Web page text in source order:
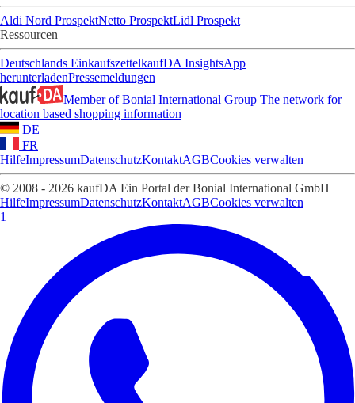
Aldi Nord ProspektNetto ProspektLidl Prospekt
Ressourcen
Deutschlands EinkaufszettelkaufDA InsightsApp
herunterladenPressemeldungen
Member of Bonial International Group The network for
location based shopping information
DE
FR
HilfeImpressumDatenschutzKontaktAGBCookies verwalten
© 2008 - 2026 kaufDA Ein Portal der Bonial International GmbH
HilfeImpressumDatenschutzKontaktAGBCookies verwalten
1